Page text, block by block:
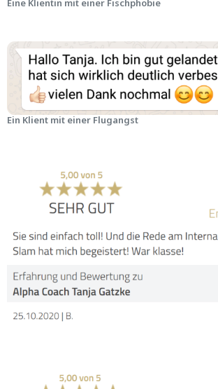
Eine Klientin mit einer Fischphobie
Ein Klient mit einer Flugangst